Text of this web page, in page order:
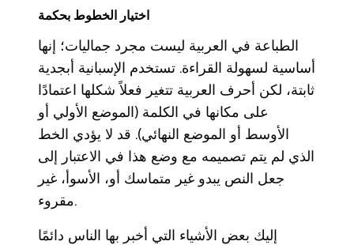
اختيار الخطوط بحكمة
الطباعة في العربية ليست مجرد جماليات؛ إنها
أساسية لسهولة القراءة. تستخدم الإسبانية أبجدية
ثابتة، لكن أحرف العربية تتغير فعلاً شكلها اعتمادًا
على مكانها في الكلمة (الموضع الأولي أو
الأوسط أو الموضع النهائي). قد لا يؤدي الخط
الذي لم يتم تصميمه مع وضع هذا في الاعتبار إلى
جعل النص يبدو غير متماسك أو، الأسوأ، غير
مقروء.
إليك بعض الأشياء التي أخبر بها الناس دائمًا